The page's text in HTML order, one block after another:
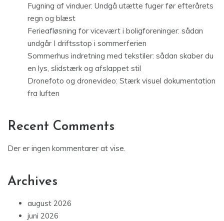
Fugning af vinduer: Undgå utætte fuger før efterårets
regn og blæst
Ferieafløsning for vicevært i boligforeninger: sådan
undgår I driftsstop i sommerferien
Sommerhus indretning med tekstiler: sådan skaber du
en lys, slidstærk og afslappet stil
Dronefoto og dronevideo: Stærk visuel dokumentation
fra luften
Recent Comments
Der er ingen kommentarer at vise.
Archives
august 2026
juni 2026